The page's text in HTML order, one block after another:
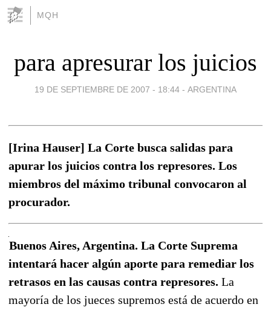
MQH
para apresurar los juicios
19 DE SEPTIEMBRE DE 2007 - 18:44 - ARGENTINA
[Irina Hauser] La Corte busca salidas para
apurar los juicios contra los represores. Los
miembros del máximo tribunal convocaron al
procurador.
Buenos Aires, Argentina. La Corte Suprema
intentará hacer algún aporte para remediar los
retrasos en las causas contra represores. La
mayoría de los jueces supremos está de acuerdo en